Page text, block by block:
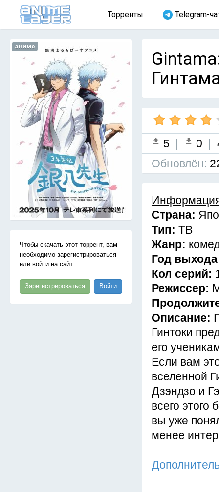
Торренты Telegram-
аниме
Чтобы скачать этот торрент, вам
необходимо зарегистрироваться
или войти на сайт
Зарегистрироваться Войти
5 | 0 |
Обновлён:
Страна:
Тип: ТВ
Жанр:
Год
Кол серий:
Режиссер:
Описание:
Гинтоки
его
Если вам
вселенной
Дзэндзо и
всего этого
вы уже
менее